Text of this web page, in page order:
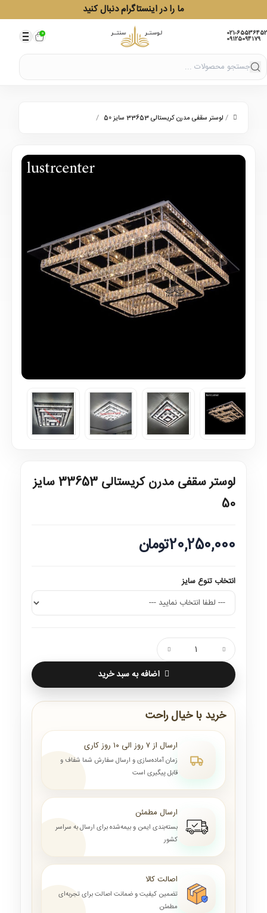
ما را در اینستاگرام دنبال کنید
021-65536452
09125094179
0
/ لوستر سقفی مدرن کریستالی 33653 سایز 50 /
لوستر سقفی مدرن کریستالی 33653 سایز
50
20,250,000تومان
انتخاب تنوع سایز
اضافه به سبد خرید
خرید با خیال راحت
ارسال از ۷ روز الی ۱۰ روز کاری
زمان آماده‌سازی و ارسال سفارش شما شفاف و
قابل پیگیری است
ارسال مطمئن
بسته‌بندی ایمن و بیمه‌شده برای ارسال به سراسر
کشور
اصالت کالا
تضمین کیفیت و ضمانت اصالت برای تجربه‌ای
مطمئن